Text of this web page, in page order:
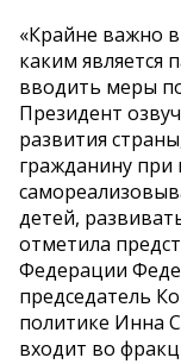
«Крайне важно
каким является
вводить меры
Президент
развития
гражданину при
детей,
отметила
Федерации
председатель
политике Инна
входит во